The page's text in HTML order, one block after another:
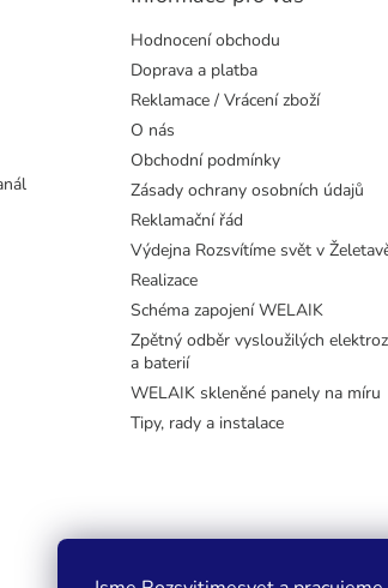
Hodnocení obchodu
Doprava a platba
Reklamace / Vrácení zboží
O nás
Obchodní podmínky
Zásady ochrany osobních údajů
Reklamační řád
Výdejna Rozsvítíme svět v
Realizace
Schéma zapojení WELAIK
Zpětný odběr vysloužilých
a baterií
WELAIK skleněné panely na míru
Tipy, rady a instalace